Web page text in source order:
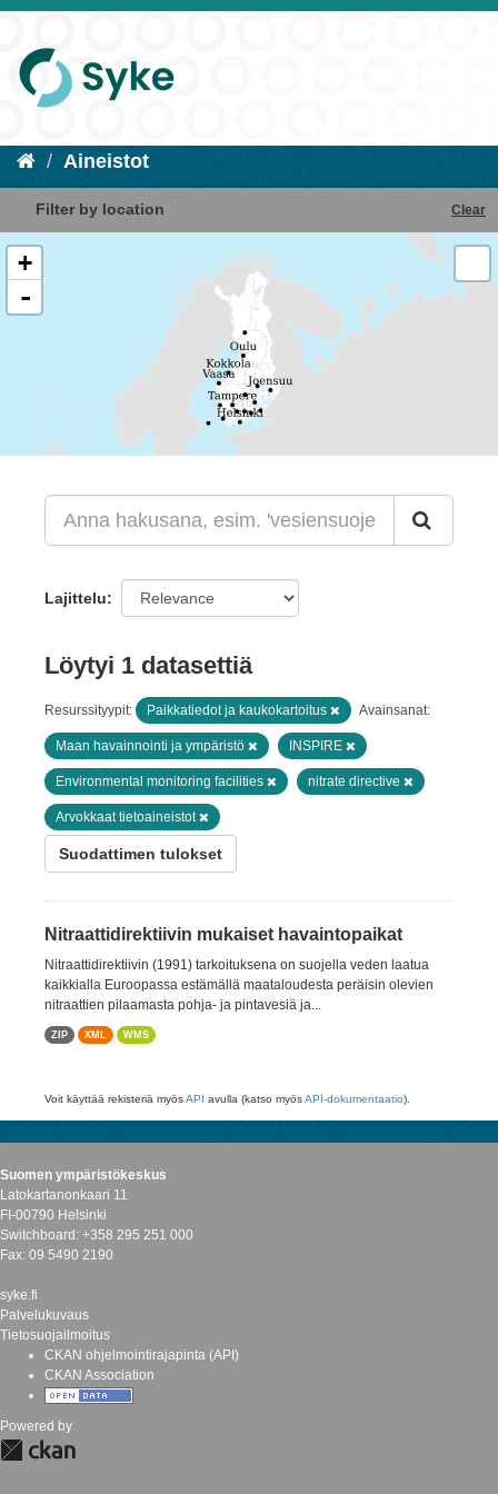
Aineistot
Filter by location Clear
+
-
Lajittelu
Löytyi 1 datasettiä
Resurssityypit: Paikkatiedot ja kaukokartoitus Avainsanat:
Maan havainnointi ja ympäristö INSPIRE
Environmental monitoring facilities nitrate directive
Arvokkaat tietoaineistot
Suodattimen tulokset
Nitraattidirektiivin mukaiset havaintopaikat
Nitraattidirektiivin (1991) tarkoituksena on suojella veden laatua
kaikkialla Euroopassa estämällä maataloudesta peräisin olevien
nitraattien pilaamasta pohja- ja pintavesiä ja...
ZIP XML WMS
Voit käyttää rekisteriä myösAPI avulla (katso myösAPI-dokumentaatio).
Suomen ympäristökeskus
Latokartanonkaari 11
FI-00790 Helsinki
Switchboard: +358 295 251 000
Fax: 09 5490 2190
syke.fi
Palvelukuvaus
Tietosuojailmoitus
CKAN ohjelmointirajapinta (API)
CKAN Association
Powered by